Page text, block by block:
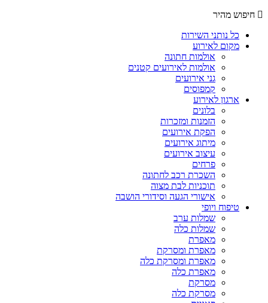
חיפוש מהיר
כל נותני השירות
מקום לאירוע
אולמות חתונה
אולמות לאירועים קטנים
גני אירועים
קמפוסים
ארגון לאירוע
בלונים
הזמנות ומזכרות
הפקת אירועים
מיתוג אירועים
עיצוב אירועים
פרחים
השכרת רכב לחתונה
תוכניות לבת מצוה
אישורי הגעה וסידורי הושבה
טיפוח ויופי
שמלות ערב
שמלות כלה
מאפרת
מאפרת ומסרקת
מאפרת ומסרקת כלה
מאפרת כלה
מסרקת
מסרקת כלה